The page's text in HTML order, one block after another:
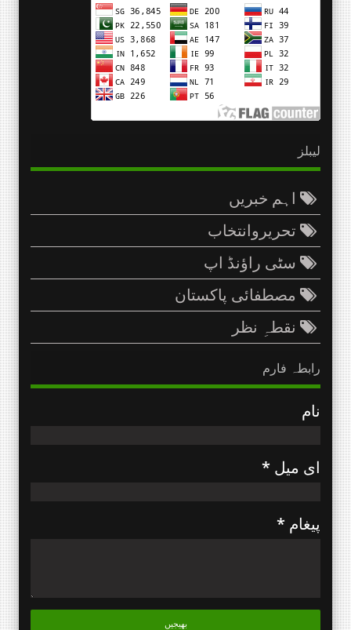
لیبلز
اہم خبریں
تحریروانتخاب
سٹی راؤنڈ اپ
مصطفائی پاکستان
نقطہِ نظر
رابطہ فارم
نام
ای میل *
پیغام *